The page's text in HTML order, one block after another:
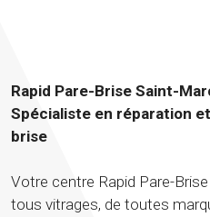
Rapid Pare-Brise Saint-
Spécialiste en réparation
brise
Votre centre Rapid Pare-
tous vitrages, de toutes